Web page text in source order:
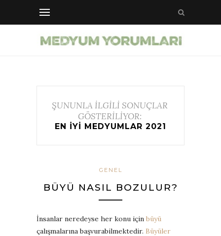
ŞUNUNLA İLGİLİ SONUÇLAR
GÖSTERİLİYOR:
EN IYI MEDYUMLAR 2021
GENEL
BÜYÜ NASIL BOZULUR?
İnsanlar neredeyse her konu için büyü
çalışmalarına başvurabilmektedir. Büyüler